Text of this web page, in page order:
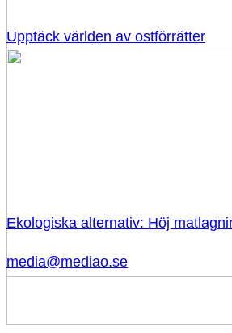
Upptäck världen av ostförrätter
Ekologiska alternativ: Höj
media@mediao.se